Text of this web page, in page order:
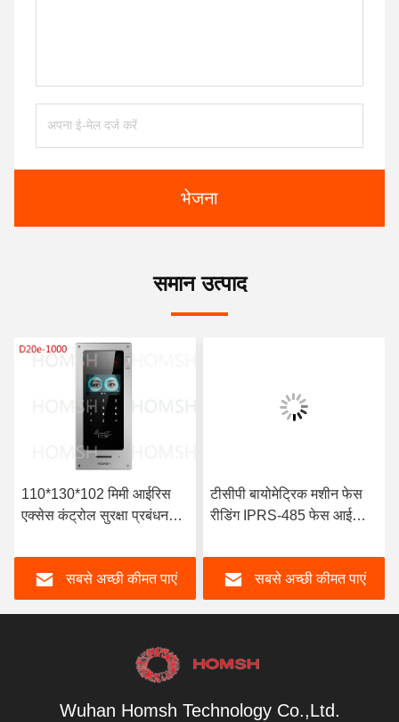
भेजना
समान उत्पाद
110*130*102 मिमी आईरिस
एक्सेस कंट्रोल सुरक्षा प्रबंधन
सबसे अच्छी कीमत पाएं
टीसीपी बायोमेट्रिक मशीन फेस
रीडिंग IPRS-485 फेस आईडी
सबसे अच्छी कीमत पाएं
Wuhan Homsh Technology Co.,Ltd.